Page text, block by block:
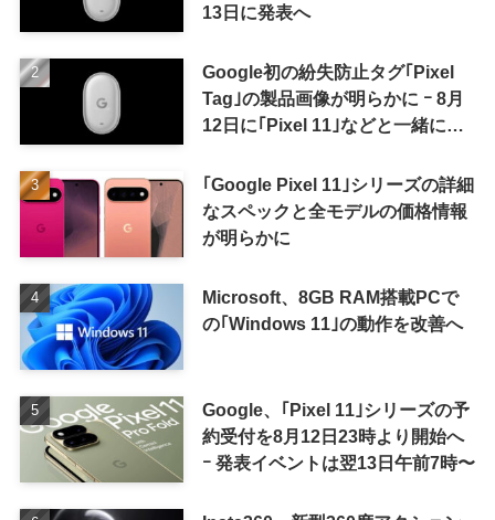
13日に発表へ
Google初の紛失防止タグ｢Pixel
Tag｣の製品画像が明らかに ｰ 8月
12日に｢Pixel 11｣などと一緒に発
｢Google Pixel 11｣シリーズの詳細
なスペックと全モデルの価格情報
が明らかに
Microsoft、8GB RAM搭載PCで
の｢Windows 11｣の動作を改善へ
Google、｢Pixel 11｣シリーズの予
約受付を8月12日23時より開始へ
ｰ 発表イベントは翌13日午前7時〜